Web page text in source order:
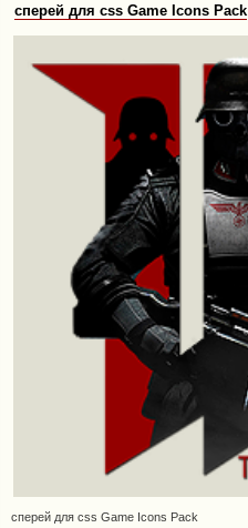
сперей для css Game Icons Pack
сперей для css Game Icons Pack